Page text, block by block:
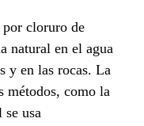
por cloruro de
natural en el agua
y en las rocas. La
métodos, como la
usa